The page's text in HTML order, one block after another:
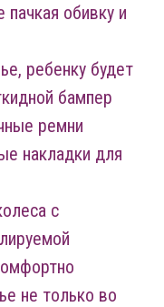
пачкая обивку и
ребенку будет
бампер
ремни
накладки для
с
не только во